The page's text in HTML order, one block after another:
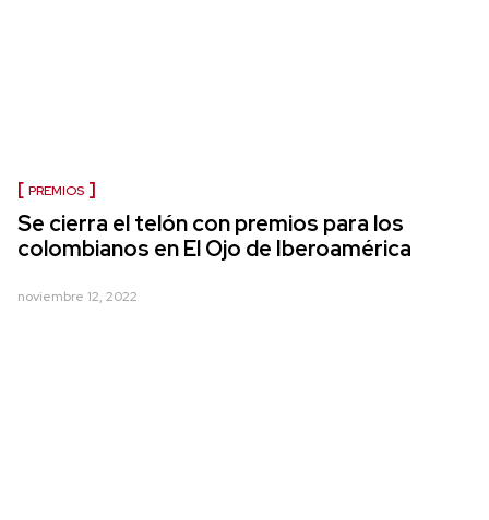
PREMIOS
Se cierra el telón con premios para los
colombianos en El Ojo de Iberoamérica
noviembre 12, 2022